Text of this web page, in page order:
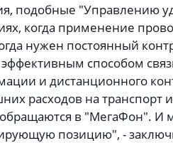
подобные "Управлению
когда применение
нужен постоянный
способом
и дистанционного
расходов на транспорт
в "МегаФон". И
позицию", -